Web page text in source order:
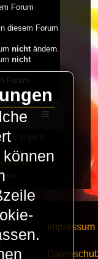
Forum
diesem Forum
nicht ändern.
nicht
Forum
© phpBB
Impressum